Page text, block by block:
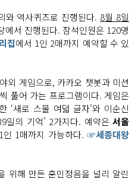
와 역사퀴즈로 진행된다. 8월 8일
에서 진행된다. 참석인원은 120명
집에서 1인 2매까지 예약할 수 있
외 게임으로, 카카오 챗봇과 미션
풀어 가는 프로그램이다. 게임은
‘새로 스물 여덟 글자’와 이순신
일의 기억’ 2가지다. 예약은 서울
인 1매까지 가능하다. ☞세종대왕
위해 만든 훈민정음을 널리 알린